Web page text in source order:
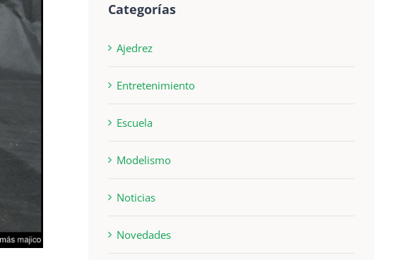
Categorías
Ajedrez
Entretenimiento
Escuela
Modelismo
Noticias
Novedades